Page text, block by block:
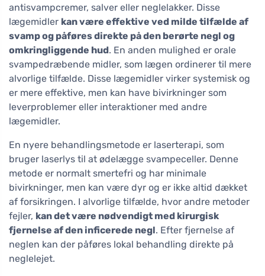
antisvampcremer, salver eller neglelakker. Disse
lægemidler kan være effektive ved milde tilfælde af
svamp og påføres direkte på den berørte negl og
omkringliggende hud. En anden mulighed er orale
svampedræbende midler, som lægen ordinerer til mere
alvorlige tilfælde. Disse lægemidler virker systemisk og
er mere effektive, men kan have bivirkninger som
leverproblemer eller interaktioner med andre
lægemidler.
En nyere behandlingsmetode er laserterapi, som
bruger laserlys til at ødelægge svampeceller. Denne
metode er normalt smertefri og har minimale
bivirkninger, men kan være dyr og er ikke altid dækket
af forsikringen. I alvorlige tilfælde, hvor andre metoder
fejler, kan det være nødvendigt med kirurgisk
fjernelse af den inficerede negl. Efter fjernelse af
neglen kan der påføres lokal behandling direkte på
neglelejet.